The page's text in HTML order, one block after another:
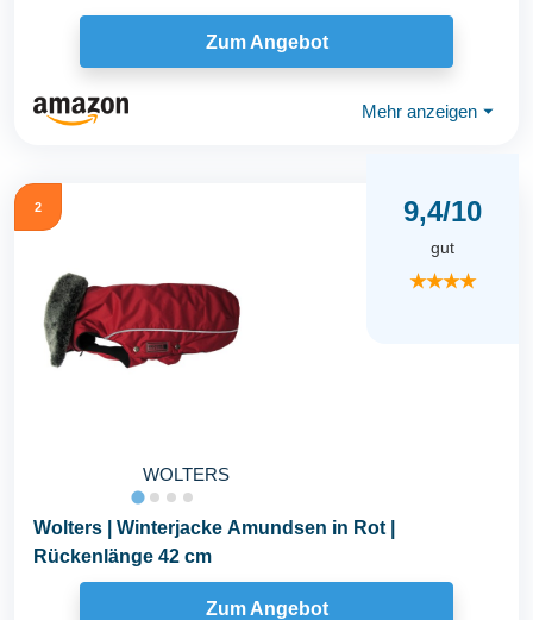
Zum Angebot
Mehr anzeigen ⏷
2
WOLTERS
9,4/10
gut
★★★★
Wolters | Winterjacke Amundsen in Rot |
Rückenlänge 42 cm
Zum Angebot